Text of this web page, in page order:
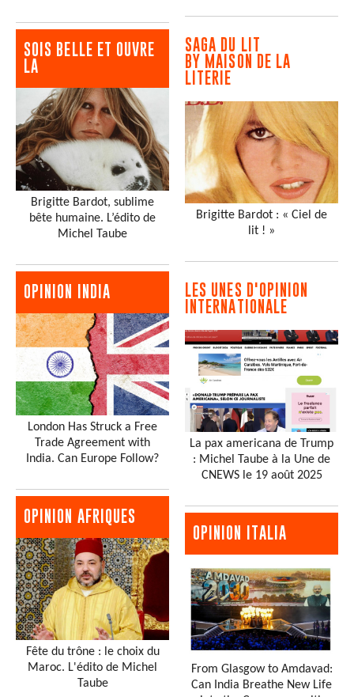
SOIS BELLE ET OUVRE
LA
Brigitte Bardot, sublime
bête humaine. L’édito de
Michel Taube
OPINION INDIA
London Has Struck a Free
Trade Agreement with
India. Can Europe Follow?
OPINION AFRIQUES
Fête du trône : le choix du
Maroc. L'édito de Michel
Taube
SAGA DU LIT
BY MAISON DE LA
LITERIE
Brigitte Bardot : « Ciel de
lit ! »
LES UNES D'OPINION
INTERNATIONALE
La pax americana de Trump
: Michel Taube à la Une de
CNEWS le 19 août 2025
OPINION ITALIA
From Glasgow to Amdavad:
Can India Breathe New Life